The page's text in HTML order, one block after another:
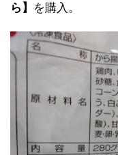
ら】
を購入。